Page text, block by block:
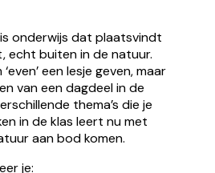
onderwijs dat plaatsvindt
echt buiten in de natuur.
een lesje geven, maar
van een dagdeel in de
thema’s die je
in de klas leert nu met
aan bod komen.
je: